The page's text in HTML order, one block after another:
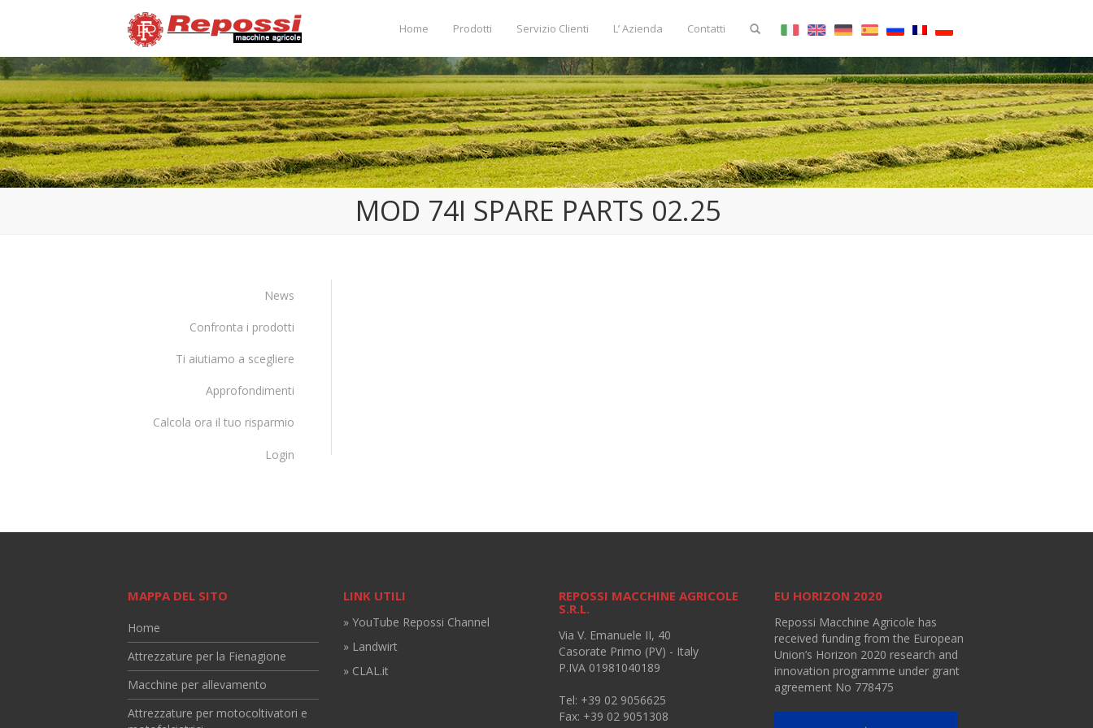
Home Prodotti Servizio Clienti L’ Azienda Contatti
MOD 74I SPARE PARTS 02.25
News
Confronta i prodotti
Ti aiutiamo a scegliere
Approfondimenti
Calcola ora il tuo risparmio
Login
MAPPA DEL SITO
Home
Attrezzature per la Fienagione
Macchine per allevamento
Attrezzature per motocoltivatori e
LINK UTILI
» YouTube Repossi Channel
» Landwirt
» CLAL.it
REPOSSI MACCHINE AGRICOLE
S.R.L.
Via V. Emanuele II, 40
Casorate Primo (PV) - Italy
P.IVA 01981040189
Tel: +39 02 9056625
Fax: +39 02 9051308
EU HORIZON 2020
Repossi Macchine Agricole has
received funding from the European
Union’s Horizon 2020 research and
innovation programme under grant
agreement No 778475